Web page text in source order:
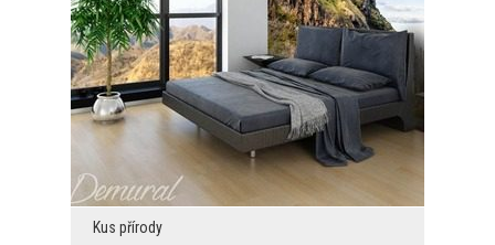
Kus přírody